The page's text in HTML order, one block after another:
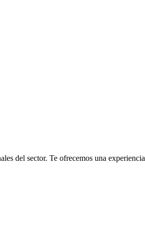
del sector. Te ofrecemos una